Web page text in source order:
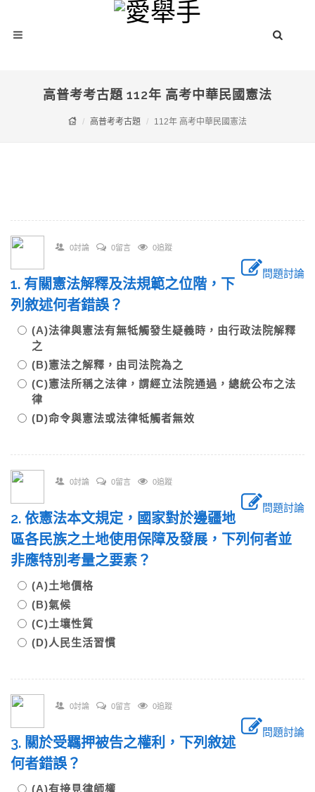
高普考考古題 112年 高考中華民國憲法
高普考考古題 112年 高考中華民國憲法
0討論 0留言 0追蹤
問題討論
1. 有關憲法解釋及法規範之位階，下
列敘述何者錯誤？
(A)法律與憲法有無牴觸發生疑義時，由行政法院解釋
之
(B)憲法之解釋，由司法院為之
(C)憲法所稱之法律，謂經立法院通過，總統公布之法
律
(D)命令與憲法或法律牴觸者無效
0討論 0留言 0追蹤
問題討論
2. 依憲法本文規定，國家對於邊疆地
區各民族之土地使用保障及發展，下列何者並
非應特別考量之要素？
(A)土地價格
(B)氣候
(C)土壤性質
(D)人民生活習慣
0討論 0留言 0追蹤
問題討論
3. 關於受羈押被告之權利，下列敘述
何者錯誤？
(A)有接見律師權